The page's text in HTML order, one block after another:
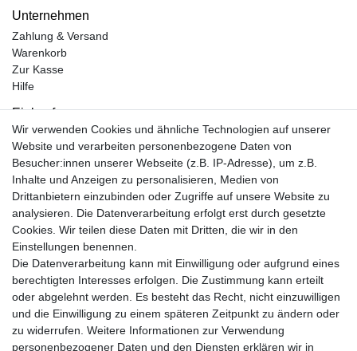
Unternehmen
Zahlung & Versand
Warenkorb
Zur Kasse
Hilfe
Einkaufen
Kontakt
Unsere Öffnungszeiten
Facebook
Instagram
Mein Konto
Registrieren
Login
Unsere Shop´s
Fliesenmarkt Ochtrup
Fliesenmarkt Borken
Fliesenmarkt Bocholt
Wir verwenden Cookies und ähnliche Technologien auf unserer
Website und verarbeiten personenbezogene Daten von
Besucher:innen unserer Webseite (z.B. IP-Adresse), um z.B.
Inhalte und Anzeigen zu personalisieren, Medien von
Drittanbietern einzubinden oder Zugriffe auf unsere Website zu
analysieren. Die Datenverarbeitung erfolgt erst durch gesetzte
Cookies. Wir teilen diese Daten mit Dritten, die wir in den
Einstellungen benennen.
Die Datenverarbeitung kann mit Einwilligung oder aufgrund eines
berechtigten Interesses erfolgen. Die Zustimmung kann erteilt
oder abgelehnt werden. Es besteht das Recht, nicht einzuwilligen
und die Einwilligung zu einem späteren Zeitpunkt zu ändern oder
zu widerrufen. Weitere Informationen zur Verwendung
personenbezogener Daten und den Diensten erklären wir in